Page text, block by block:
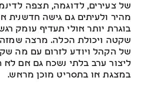
של צעירים, לדוגמה, תצפה
מהיר ולעיתים גם גישה חדשנית
בוגרת יותר אולי תעדיף עומק
שקטה ויכולת הכלה. מרצה
של הקהל ויודע לזרום עם מה
ליצור ערב בלתי נשכח גם אם
במצגת או בתסריט מוכן מראש.